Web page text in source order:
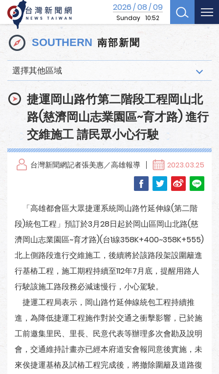
2026/08/09
Sunday 10:52
SOUTHERN 南部新聞
選擇其他區域
捷運岡山路竹第二階段工程岡山北
路(慈濟岡山志業園區~育才路) 進行
交維施工 請民眾小心行駛
台灣新聞網記者張美惠／高雄報導 2023.03.25
「高雄都會區大眾捷運系統岡山路竹延伸線(第二階
段)統包工程」預訂於3月28日起於岡山區岡山北路(慈
濟岡山志業園區~育才路)(台1線358K+400~358K+555)
北上側路段進行交維施工，後續將於該路段架設圍籬進
行基樁工程，施工期程持續至112年7月底，提醒用路人
行駛該施工路段務必減速慢行，小心駕駛。
捷運工程局表示，岡山路竹延伸線統包工程持續推
進，為降低捷運工程施作對於交通之衝擊影響，已於施
工前邀集里民、里長、民意代表等辦理多次會勘及說明
會，交通維持計畫亦已經本府道安會報同意後實施，未
來俟捷運基樁及試樁工程完成後，將撤除圍籬及道路復